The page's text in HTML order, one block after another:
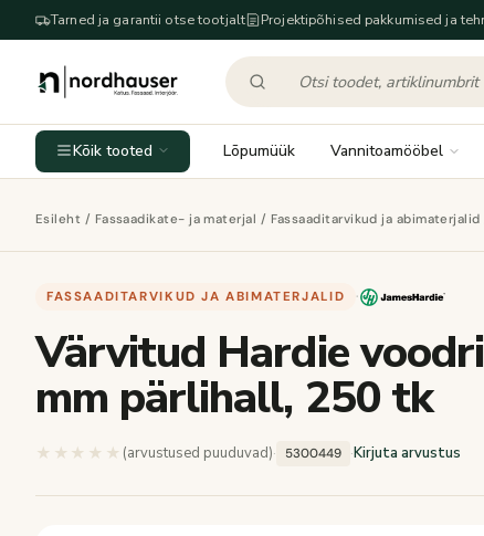
Tarned ja garantii otse tootjalt Projektipõhised pakkumised ja
Kõik tooted Lõpumüük Vannitoamööbel
Esileht / Fassaadikate- ja materjal / Fassaaditarvikud ja abimaterjalid
FASSAADITARVIKUD JA ABIMATERJALID ·
Värvitud Hardie
mm pärlihall, 250 tk
★★★★★ ★★★★★
(arvustused puuduvad)· 5300449 ·Kirjuta arvustus